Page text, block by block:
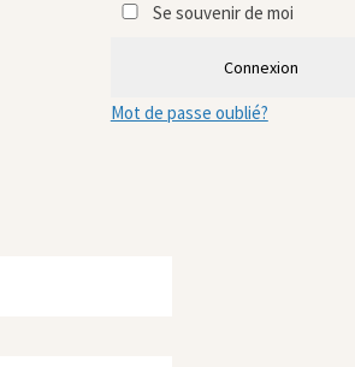
Se souvenir de moi
Connexion
Mot de passe oublié?